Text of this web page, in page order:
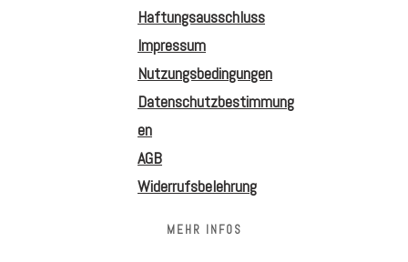
Haftungsausschluss
Impressum
Nutzungsbedingungen
Datenschutzbestimmung
en
AGB
Widerrufsbelehrung
MEHR INFOS